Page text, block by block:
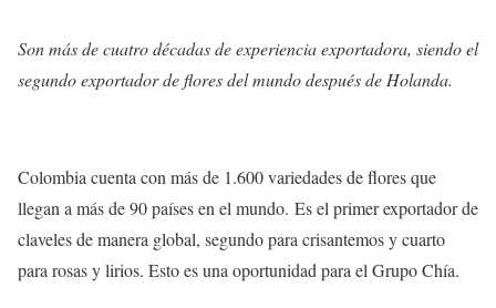
Son más de cuatro décadas de experiencia exportadora, siendo el
segundo exportador de flores del mundo después de Holanda.
Colombia cuenta con más de 1.600 variedades de flores que
llegan a más de 90 países en el mundo. Es el primer exportador de
claveles de manera global, segundo para crisantemos y cuarto
para rosas y lirios. Esto es una oportunidad para el Grupo Chía.